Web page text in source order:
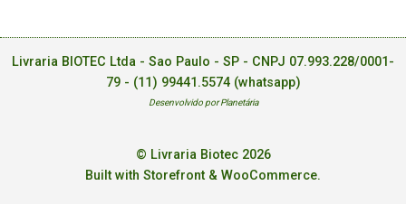
Livraria BIOTEC Ltda - Sao Paulo - SP - CNPJ 07.993.228/0001-
79 - (11) 99441.5574 (whatsapp)
Desenvolvido por Planetária
© Livraria Biotec 2026
Built with Storefront & WooCommerce.